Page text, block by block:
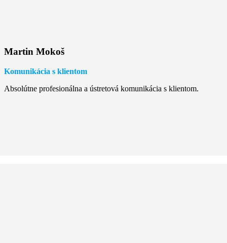
Martin Mokoš
Komunikácia s klientom
Absolútne profesionálna a ústretová komunikácia s klientom.